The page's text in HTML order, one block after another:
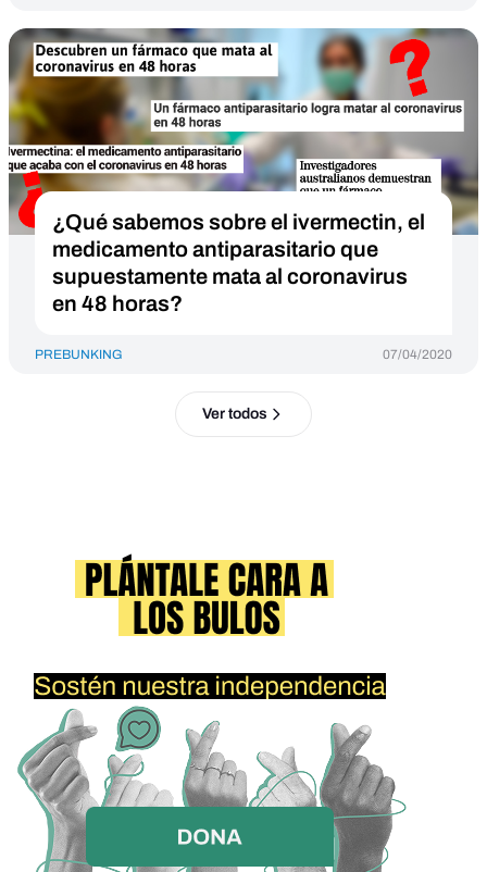
¿Qué sabemos sobre el ivermectin, el
medicamento antiparasitario que
supuestamente mata al coronavirus
en 48 horas?
PREBUNKING 07/04/2020
Ver todos